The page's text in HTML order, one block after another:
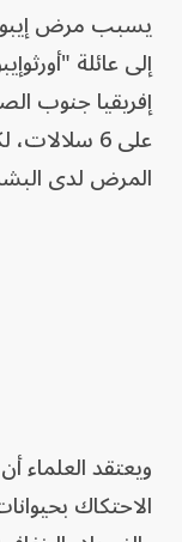
يسبب مرض
إلى عائلة
إفريقيا جنوب
المرض لدى
ويعتقد العلماء
الاحتكاك